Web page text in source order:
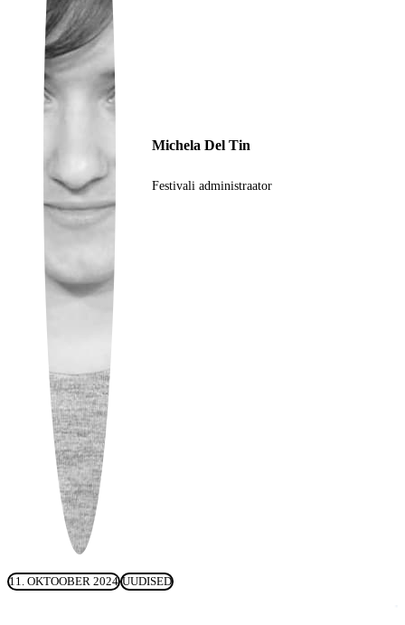
Ukrainian
Michela Del Tin
Festivali administraator
11. OKTOOBER 2024 UUDISED